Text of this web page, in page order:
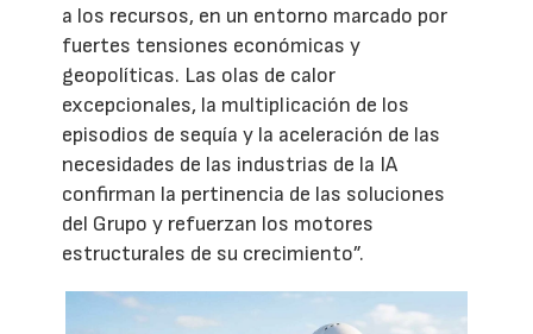
a los recursos, en un entorno marcado por
fuertes tensiones económicas y
geopolíticas. Las olas de calor
excepcionales, la multiplicación de los
episodios de sequía y la aceleración de las
necesidades de las industrias de la IA
confirman la pertinencia de las soluciones
del Grupo y refuerzan los motores
estructurales de su crecimiento”.